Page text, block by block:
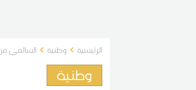
الرئيسية وطنية السالمي
وطنية